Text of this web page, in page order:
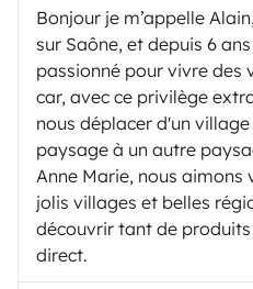
Bonjour je m’appelle
sur Saône, et depuis 6
passionné pour vivre des
car, avec ce privilège
nous déplacer d'un
paysage à un autre
Anne Marie, nous
jolis villages et belles
découvrir tant de
direct.